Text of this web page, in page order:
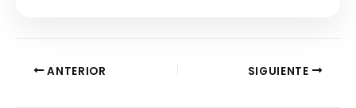
ANTERIOR SIGUIENTE